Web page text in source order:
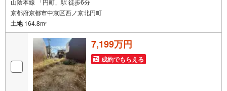
京都府京都市中京区西ノ京北円町
土地164.8m2
7,199万円
成約でもらえる